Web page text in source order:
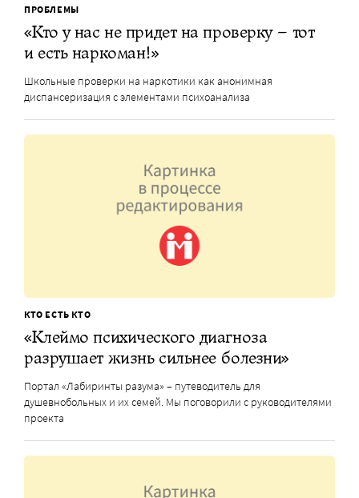
ПРОБЛЕМЫ
«Кто у нас не придет на проверку – тот
и есть наркоман!»
Школьные проверки на наркотики как анонимная
диспансеризация с элементами психоанализа
КТО ЕСТЬ КТО
«Клеймо психического диагноза
разрушает жизнь сильнее болезни»
Портал «Лабиринты разума» – путеводитель для
душевнобольных и их семей. Мы поговорили с руководителями
проекта